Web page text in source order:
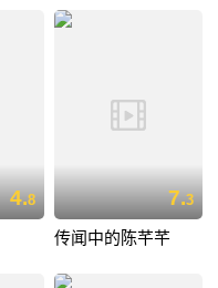
4.8 7.3
传闻中的陈芊芊